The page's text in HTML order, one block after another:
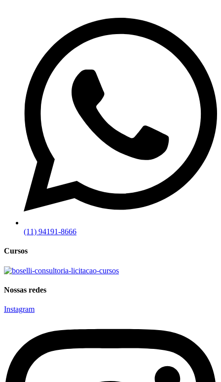
(11) 94191-8666
Cursos
Nossas redes
Instagram